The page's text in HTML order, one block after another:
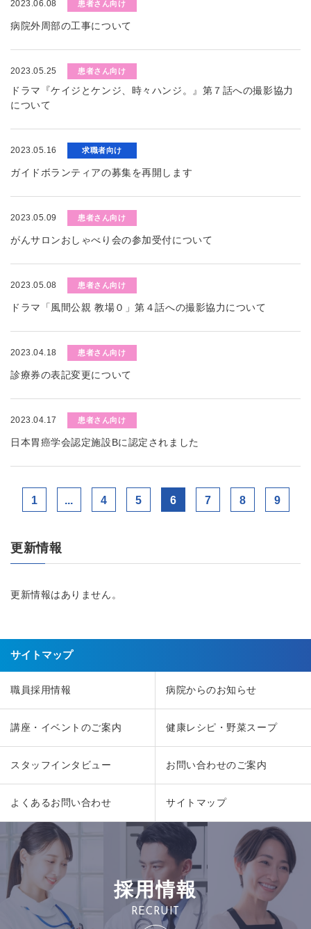
2023.06.08 患者さん向け
病院外周部の工事について
2023.05.25 患者さん向け
ドラマ『ケイジとケンジ、時々ハンジ。』第７話への撮影協力
について
2023.05.16 求職者向け
ガイドボランティアの募集を再開します
2023.05.09 患者さん向け
がんサロンおしゃべり会の参加受付について
2023.05.08 患者さん向け
ドラマ「風間公親 教場０」第４話への撮影協力について
2023.04.18 患者さん向け
診療券の表記変更について
2023.04.17 患者さん向け
日本胃癌学会認定施設Bに認定されました
1 ... 4 5 6 7 8 9
更新情報
更新情報はありません。
サイトマップ
職員採用情報 病院からのお知らせ
講座・イベントのご案内 健康レシピ・野菜スープ
スタッフインタビュー お問い合わせのご案内
よくあるお問い合わせ サイトマップ
採用情報
RECRUIT